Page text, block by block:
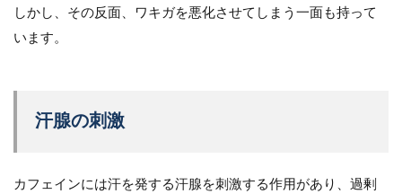
しかし、その反面、ワキガを悪化させてしまう一面も持って
います。
汗腺の刺激
カフェインには汗を発する汗腺を刺激する作用があり、過剰